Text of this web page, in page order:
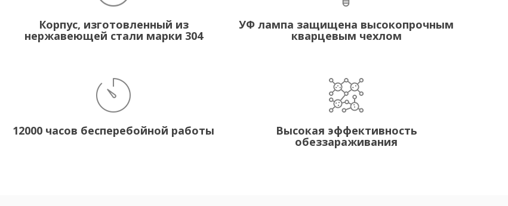
Корпус, изготовленный из
нержавеющей стали марки 304
УФ лампа защищена высокопрочным
кварцевым чехлом
12000 часов бесперебойной работы Высокая эффективность
обеззараживания